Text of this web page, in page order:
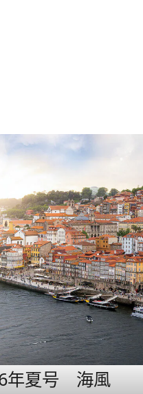
年夏号 海風